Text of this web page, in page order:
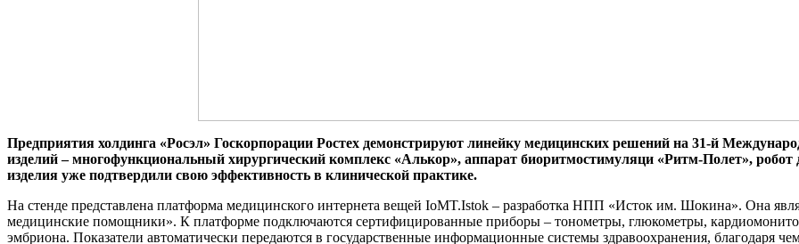
Предприятия холдинга «Росэл» Госкорпорации Ростех демонстрируют линейку медицинских решений на 31-й
изделий – многофункциональный хирургический комплекс «Алькор», аппарат биоритмостимуляци «Ритм-Полет», робот
изделия уже подтвердили свою эффективность в клинической практике.
На стенде представлена платформа медицинского интернета вещей IoMT.Istok – разработка НПП «Исток им. Шокина». Она
медицинские помощники». К платформе подключаются сертифицированные приборы – тонометры, глюкометры,
эмбриона. Показатели автоматически передаются в государственные информационные системы здравоохранения, благодаря